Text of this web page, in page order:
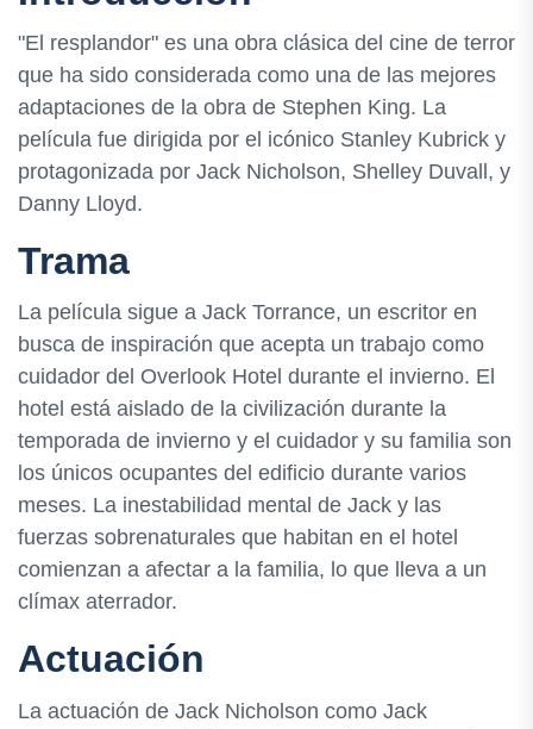
"El resplandor" es una obra clásica del cine de terror
que ha sido considerada como una de las mejores
adaptaciones de la obra de Stephen King. La
película fue dirigida por el icónico Stanley Kubrick y
protagonizada por Jack Nicholson, Shelley Duvall, y
Danny Lloyd.
Trama
La película sigue a Jack Torrance, un escritor en
busca de inspiración que acepta un trabajo como
cuidador del Overlook Hotel durante el invierno. El
hotel está aislado de la civilización durante la
temporada de invierno y el cuidador y su familia son
los únicos ocupantes del edificio durante varios
meses. La inestabilidad mental de Jack y las
fuerzas sobrenaturales que habitan en el hotel
comienzan a afectar a la familia, lo que lleva a un
clímax aterrador.
Actuación
La actuación de Jack Nicholson como Jack